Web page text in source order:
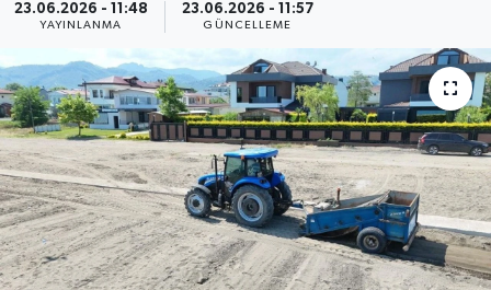
23.06.2026 - 11:48
YAYINLANMA
23.06.2026 - 11:57
GÜNCELLEME